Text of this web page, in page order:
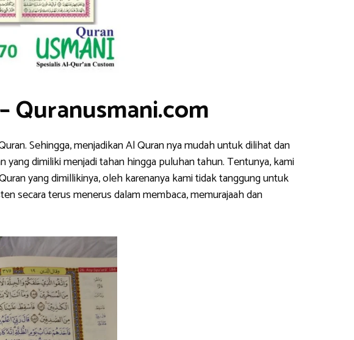
Quranusmani.com
Sehingga, menjadikan Al Quran nya mudah untuk dilihat dan
dimiliki menjadi tahan hingga puluhan tahun. Tentunya, kami
yang dimillikinya, oleh karenanya kami tidak tanggung untuk
secara terus menerus dalam membaca, memurajaah dan